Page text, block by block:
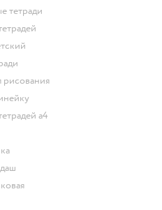
тетради
рисования
а4